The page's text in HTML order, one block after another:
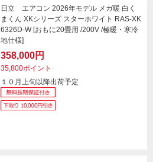
日立 エアコン 2026年モデル メガ暖 白く
まくん XKシリーズ スターホワイト RAS-XK
6326D-W [おもに20畳用 /200V /極暖・寒冷
地仕様]
358,000円
35,800ポイント
１０月上旬以降出荷予定